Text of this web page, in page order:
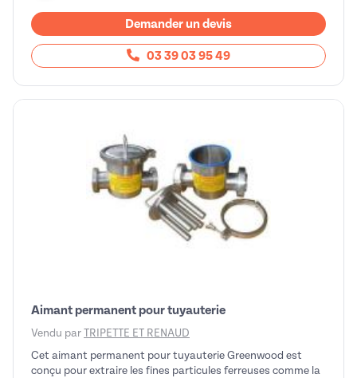
Demander un devis
03 39 03 95 49
Aimant permanent pour tuyauterie
Vendu par TRIPETTE ET RENAUD
Cet aimant permanent pour tuyauterie Greenwood est
conçu pour extraire les fines particules ferreuses comme la